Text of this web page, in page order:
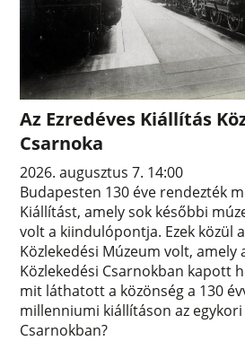
Az Ezredéves Kiállítás
Csarnoka
2026. augusztus 7. 14:00
Budapesten 130 éve rendezték
Kiállítást, amely sok későbbi
volt a kiindulópontja. Ezek közül
Közlekedési Múzeum volt, amely
Közlekedési Csarnokban kapott
mit láthatott a közönség a 130
millenniumi kiállításon az egykori
Csarnokban?